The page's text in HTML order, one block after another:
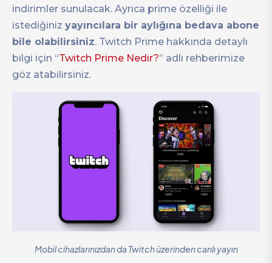
indirimler sunulacak. Ayrıca prime özelliği ile
istediğiniz yayıncılara bir aylığına bedava abone
bile olabilirsiniz. Twitch Prime hakkında detaylı
bilgi için “Twitch Prime Nedir?” adlı rehberimize
göz atabilirsiniz.
Mobil cihazlarınızdan da Twitch üzerinden canlı yayın